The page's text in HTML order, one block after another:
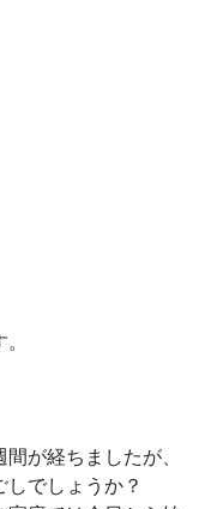
が経ちましたが、
しでしょうか？